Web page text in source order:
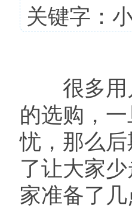
关键字：
很多用
的选购，
忧，那么
了让大家
家准备了